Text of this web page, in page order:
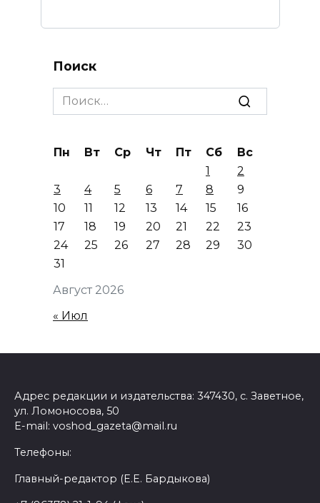
Поиск
Search
for:
Август 2026
Пн Вт Ср Чт Пт Сб
Вс
1
2
3
4 5 6 7 8
9
10
11 12 13 14 15
16
17
18 19 20 21 22
23
24
25 26 27 28 29
30
31
« Июл
Адрес редакции и издательства: 347430, с. Заветное,
ул. Ломоносова, 50
E-mail: voshod_gazeta@mail.ru
Телефоны:
Главный-редактор (Е.Е. Бардыкова)